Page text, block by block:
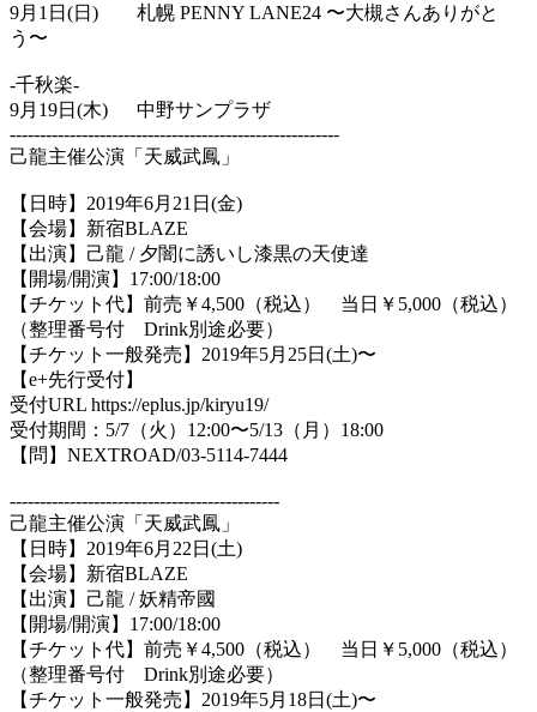
9月 1 日 (日 ) 札幌 PENNY LANE24 〜大槻さんありがと
う〜
-千秋楽-
9月 19日 (木)
中野サンプラザ
-------------------------------------------------------
己龍主催公演「天威武鳳」
【日時】 2019年6月 21 日 (金)
【会場】新宿BLAZE
【出演】己龍 / 夕闇に誘いし漆黒の天使達
【開場/開演】 17:00/18:00
【チケット代】前売￥4,500 （税込） 当日￥ 5,000 （税込）
（整理番号付 Drink別途必要）
【チケット一般発売】 2019年5月 25日 (土)〜
【e+先行受付】
受付URL https://eplus.jp/kiryu19/
受付期間： 5/7 （火） 12:00〜5/13 （月） 18:00
【問】 NEXTROAD/03-5114-7444
---------------------------------------------
己龍主催公演「天威武鳳」
【日時】 2019年6月 22 日 (土)
【会場】新宿BLAZE
【出演】己龍 /妖精帝國
【開場/開演】 17:00/18:00
【チケット代】前売￥4,500 （税込） 当日￥ 5,000 （税込）
（整理番号付 Drink別途必要）
【チケット一般発売】 2019年5月 18日 (土)〜